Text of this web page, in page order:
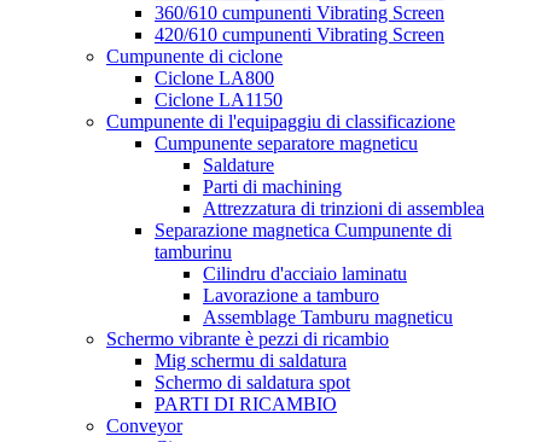
360/610 cumpunenti Vibrating Screen
420/610 cumpunenti Vibrating Screen
Cumpunente di ciclone
Ciclone LA800
Ciclone LA1150
Cumpunente di l'equipaggiu di classificazione
Cumpunente separatore magneticu
Saldature
Parti di machining
Attrezzatura di trinzioni di assemblea
Separazione magnetica Cumpunente di
tamburinu
Cilindru d'acciaio laminatu
Lavorazione a tamburo
Assemblage Tamburu magneticu
Schermo vibrante è pezzi di ricambio
Mig schermu di saldatura
Schermo di saldatura spot
PARTI DI RICAMBIO
Conveyor